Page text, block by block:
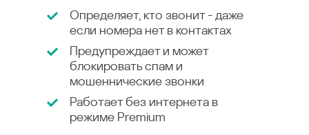
Определяет, кто звонит - даже
если номера нет в контактах
Предупреждает и может
блокировать спам и
мошеннические звонки
Работает без интернета в
режиме Premium